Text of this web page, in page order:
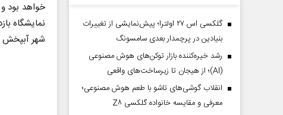
نمایشگاه
شهر آبپخش
گلکسی اس ۲۷ اولترا؛ پیش‌نمایشی از تغییرات
بنیادین در پرچمدار بعدی سامسونگ
رشد خیره‌کننده بازار توکن‌های هوش مصنوعی
(AI)؛ از هیجان تا زیرساخت‌های واقعی
انقلاب گوشی‌های تاشو‌ با طعم هوش مصنوعی؛
معرفی و مقایسه خانواده گلکسی Z۸